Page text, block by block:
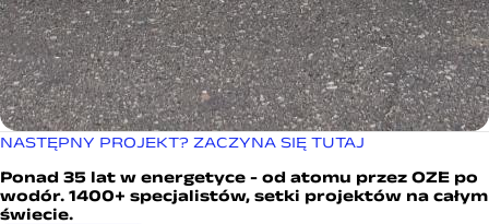
NASTĘPNY PROJEKT? ZACZYNA SIĘ TUTAJ
Ponad 35 lat w energetyce - od atomu przez OZE po
wodór. 1400+ specjalistów, setki projektów na całym
świecie.